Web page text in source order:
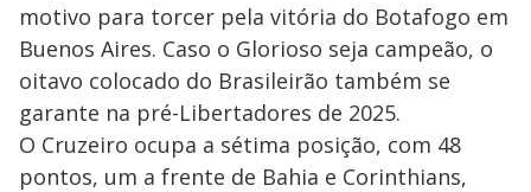
motivo para torcer pela vitória do Botafogo em
Buenos Aires. Caso o Glorioso seja campeão, o
oitavo colocado do Brasileirão também se
garante na pré-Libertadores de 2025.
O Cruzeiro ocupa a sétima posição, com 48
pontos, um a frente de Bahia e Corinthians,